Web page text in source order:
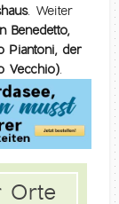
. Weiter
Benedetto,
Piantoni, der
Vecchio).
Orte